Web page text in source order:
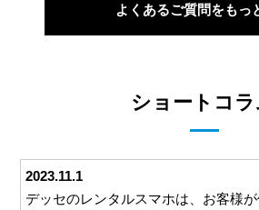
よくあるご質問をもっ
ショートコラ
2023.11.1
デッセのレンタルスマホは、お客様